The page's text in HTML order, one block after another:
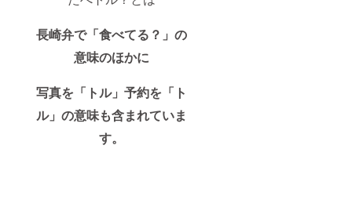
長崎弁で「食べてる？」の
意味のほかに
写真を「トル」予約を「ト
ル」の意味も含まれていま
す。